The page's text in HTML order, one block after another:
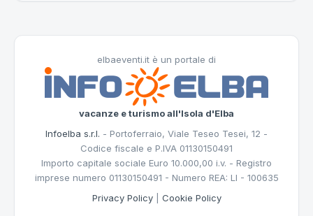
elbaeventi.it è un portale di
vacanze e turismo all'Isola d'Elba
Infoelba s.r.l. - Portoferraio, Viale Teseo Tesei, 12 -
Codice fiscale e P.IVA 01130150491
Importo capitale sociale Euro 10.000,00 i.v. - Registro
imprese numero 01130150491 - Numero REA: LI - 100635
Privacy Policy| Cookie Policy